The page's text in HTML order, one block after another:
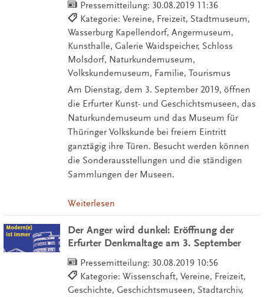
Pressemitteilung: 30.08.2019 11:36
Kategorie: Vereine, Freizeit, Stadtmuseum,
Wasserburg Kapellendorf, Angermuseum,
Kunsthalle, Galerie Waidspeicher, Schloss
Molsdorf, Naturkundemuseum,
Volkskundemuseum, Familie, Tourismus
Am Dienstag, dem 3. September 2019, öffnen
die Erfurter Kunst- und Geschichtsmuseen, das
Naturkundemuseum und das Museum für
Thüringer Volkskunde bei freiem Eintritt
ganztägig ihre Türen. Besucht werden können
die Sonderausstellungen und die ständigen
Sammlungen der Museen.
Weiterlesen
Der Anger wird dunkel: Eröffnung der
Erfurter Denkmaltage am 3. September
Pressemitteilung: 30.08.2019 10:56
Kategorie: Wissenschaft, Vereine, Freizeit,
Geschichte, Geschichtsmuseen, Stadtarchiv,